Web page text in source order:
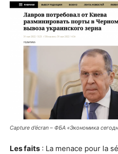
Capture d’écran – ФБА «Экономика
Les faits : La menace pour la